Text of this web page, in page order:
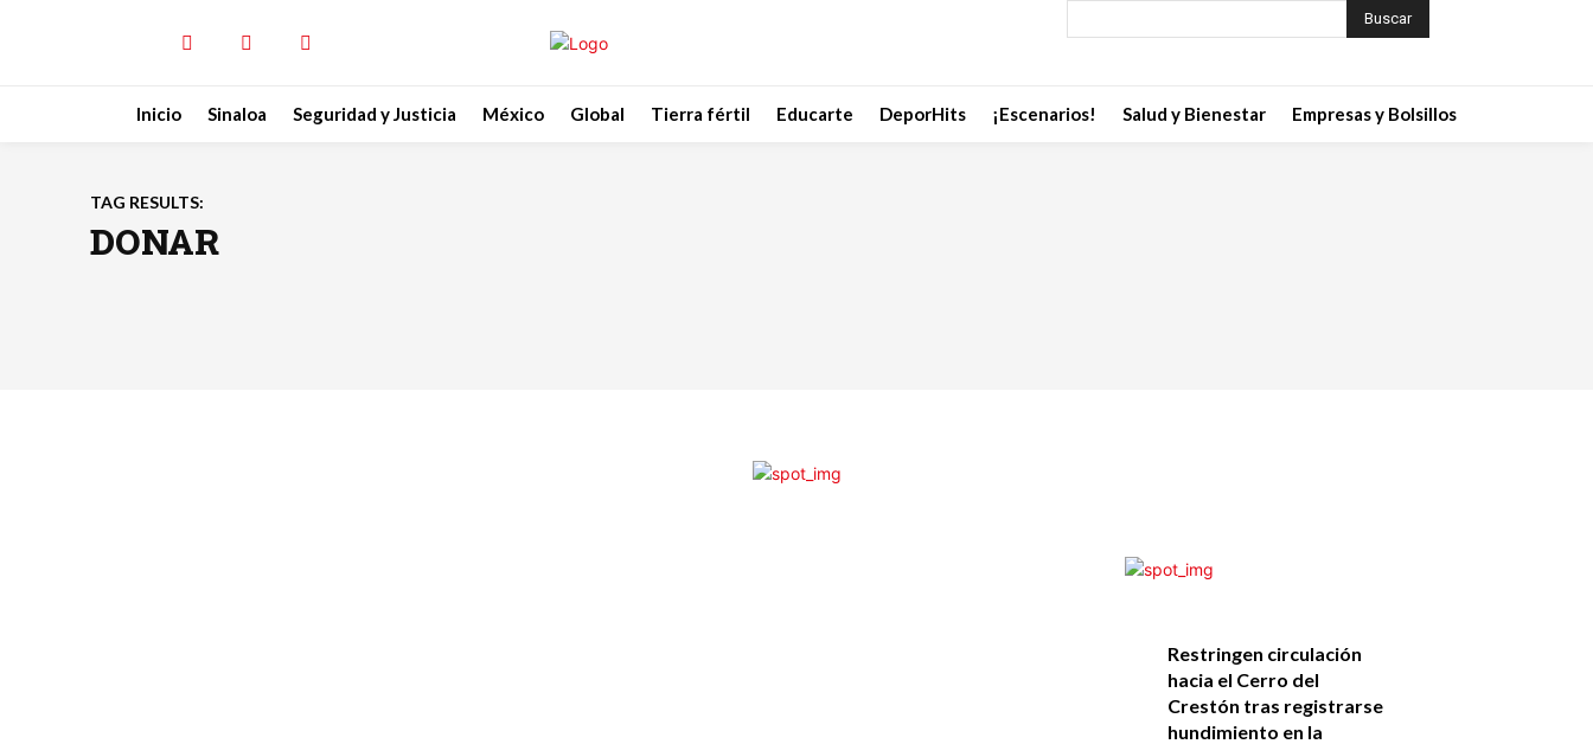
Buscar
Inicio Sinaloa Seguridad y Justicia México Global Tierra fértil Educarte DeporHits ¡Escenarios! Salud y Bienestar Empresas y Bolsillos
TAG RESULTS:
DONAR
Restringen circulación
hacia el Cerro del
Crestón tras registrarse
hundimiento en la